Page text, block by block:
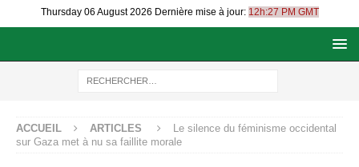
Thursday 06 August 2026 Dernière mise à jour: 12h:27 PM GMT
ACCUEIL ARTICLES
Le silence du féminisme occidental
sur Gaza met à nu sa faillite morale